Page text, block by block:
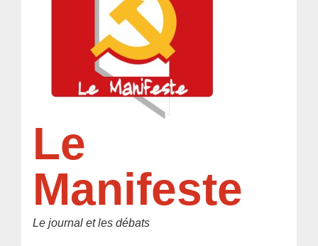
Le
Manifeste
Le journal et les débats